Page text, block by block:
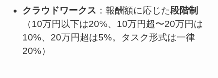
クラウドワークス ：報酬額に応じた段階制
（10万円以下は20%、10万円超〜20万円は
10%、20万円超は5%。タスク形式は一律
20%）